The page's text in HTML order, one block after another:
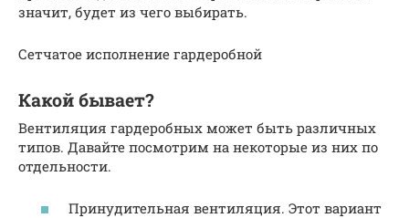
значит, будет из чего выбирать.
Сетчатое исполнение гардеробной
Какой бывает?
Вентиляция гардеробных может быть различных
типов. Давайте посмотрим на некоторые из них по
отдельности.
Принудительная вентиляция. Этот вариант